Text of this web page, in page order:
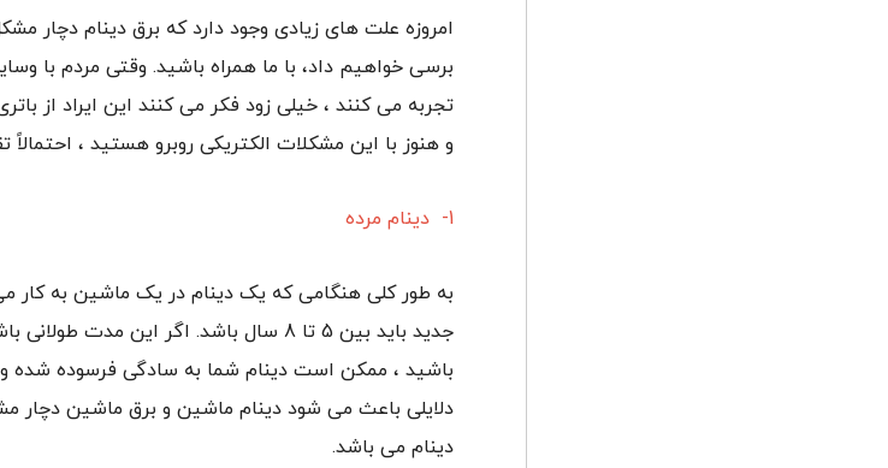
امروزه علت های زیادی وجود دارد که برق دینام دچار
برسی خواهیم داد، با ما همراه باشید. وقتی مردم با
تجربه می کنند ، خیلی زود فکر می کنند این ایراد از
و هنوز با این مشکلات الکتریکی روبرو هستید ،
1- دینام مرده
به طور کلی هنگامی که یک دینام در یک ماشین به کار
جدید باید بین 5 تا 8 سال باشد. اگر این
باشید ، ممکن است دینام شما به سادگی فرسوده شده
دلایلی باعث می شود دینام ماشین و برق ماشین
دینام می باشد.